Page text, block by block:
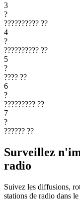
3
?
?????????? ??
4
?
?????????? ??
5
?
???? ??
6
?
????????? ??
7
?
?????? ??
Surveillez
radio
Suivez les diffusions,
stations de radio dans